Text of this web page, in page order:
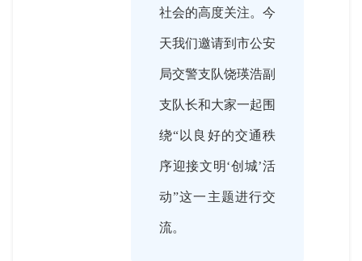
社会的高度关注。今
天我们邀请到市公安
局交警支队饶瑛浩副
支队长和大家一起围
绕“以良好的交通秩
序迎接文明‘创城’活
动”这一主题进行交
流。